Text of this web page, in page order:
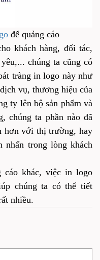
để quảng cáo
khách hàng, đối tác,
chúng ta cũng có
tràng in logo này như
vụ, thương hiệu của
ty lên bộ sản phẩm và
chúng ta phần nào đã
hơn với thị trường, hay
nhấn trong lòng khách
cáo khác, việc in logo
chúng ta có thể tiết
nhiều.